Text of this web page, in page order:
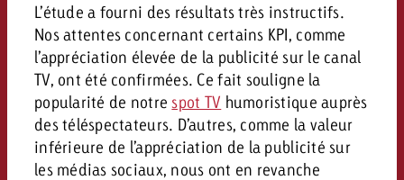
votre campagne et
combien cela coûte.
Demander une offre
Contactez-nous
Vous connaissez les grandes
votre campagne et souhaitez
combien cela coûte.
Contactez-nous
Vous connaissez les grandes
votre campagne et souhaitez
combien cela coûte.
L’étude a fourni des résultats très instructifs.
Nos attentes concernant certains KPI, comme
l’appréciation élevée de la publicité sur le canal
TV, ont été confirmées. Ce fait souligne la
popularité de notrespot TV humoristique auprès
des téléspectateurs. D’autres, comme la valeur
inférieure de l’appréciation de la publicité sur
les médias sociaux, nous ont en revanche